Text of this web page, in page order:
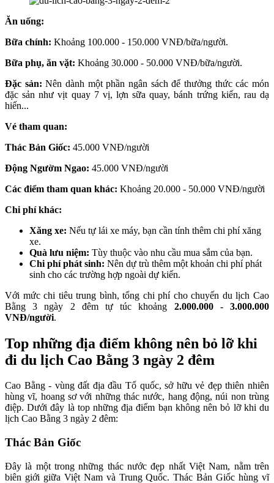
Ăn uống:
Bữa chính: Khoảng 100.000 - 150.000 VNĐ/bữa/người.
Bữa phụ, ăn vặt: Khoảng 30.000 - 50.000 VNĐ/bữa/người.
Đặc sản: Nên dành một phần ngân sách để thưởng thức các món
đặc sản như vịt quay 7 vị, lợn sữa quay, bánh trứng kiến, rau dạ
hiến...
Vé tham quan:
Thác Bản Giốc: 45.000 VNĐ/người
Động Ngườm Ngao: 45.000 VNĐ/người
Các điểm tham quan khác: Khoảng 20.000 - 50.000 VNĐ/người
Chi phí khác:
Xăng xe: Nếu tự lái xe máy, bạn cần tính thêm chi phí xăng
xe.
Quà lưu niệm: Tùy thuộc vào nhu cầu mua sắm của bạn.
Chi phí phát sinh: Nên dự trù thêm một khoản chi phí phát
sinh cho các trường hợp ngoài dự kiến.
Với mức chi tiêu trung bình, tổng chi phí cho chuyến du lịch Cao
Bằng 3 ngày 2 đêm tự túc khoảng 2.000.000 - 3.000.000
VNĐ/người.
Top những địa điểm không nên bỏ lỡ khi
đi du lịch Cao Bằng 3 ngày 2 đêm
Cao Bằng - vùng đất địa đầu Tổ quốc, sở hữu vẻ đẹp thiên nhiên
hùng vĩ, hoang sơ với những thác nước, hang động, núi non trùng
điệp. Dưới đây là top những địa điểm bạn không nên bỏ lỡ khi du
lịch Cao Bằng 3 ngày 2 đêm:
Thác Bản Giốc
Đây là một trong những thác nước đẹp nhất Việt Nam, nằm trên
biên giới giữa Việt Nam và Trung Quốc. Thác Bản Giốc hùng vĩ